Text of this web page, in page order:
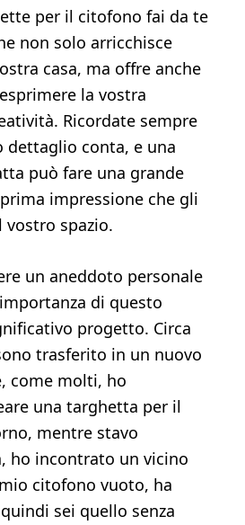
per il citofono fai da te
non solo arricchisce
casa, ma offre anche
la vostra
Ricordate sempre
dettaglio conta, e una
può fare una grande
impressione che gli
spazio.
un aneddoto personale
di questo
progetto. Circa
trasferito in un nuovo
come molti, ho
una targhetta per il
mentre stavo
ho incontrato un vicino
citofono vuoto, ha
sei quello senza